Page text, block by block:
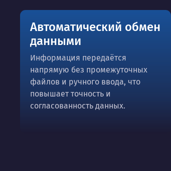
Автоматический обмен
данными
Информация передаётся
напрямую без промежуточных
файлов и ручного ввода, что
повышает точность и
согласованность данных.